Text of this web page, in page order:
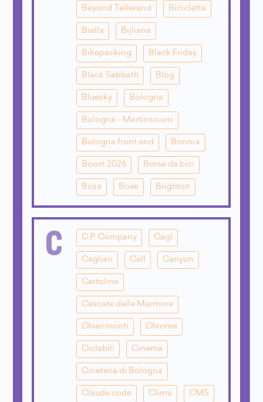
Beyond Tellerand Bicicletta
Biella Bijliana
Bikepacking Black Friday
Black Sabbath Blog
Bluesky Bologna
Bologna - Martinsicuro
Bologna front end Bonora
Boost 2026 Borse da bici
Bosa Boxe Brighton
C C.P. Company Cagl
Cagliari Call Canyon
Cartoline
Cascate delle Marmore
Chiarimonti Chrome
Ciclabili Cinema
Cineteca di Bologna
Claude code Clima CMS